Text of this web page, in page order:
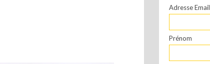
Adresse Email
Prénom